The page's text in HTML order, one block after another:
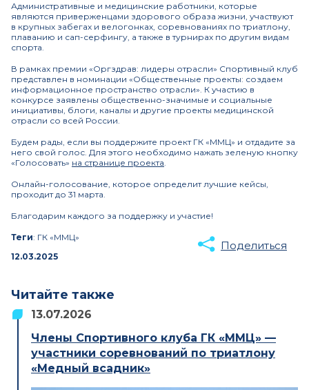
Административные и медицинские работники, которые
являются приверженцами здорового образа жизни, участвуют
в крупных забегах и велогонках, соревнованиях по триатлону,
плаванию и сап-серфингу, а также в турнирах по другим видам
спорта.
В рамках премии «Оргздрав: лидеры отрасли» Спортивный клуб
представлен в номинации «Общественные проекты: создаем
информационное пространство отрасли». К участию в
конкурсе заявлены общественно-значимые и социальные
инициативы, блоги, каналы и другие проекты медицинской
отрасли со всей России.
Будем рады, если вы поддержите проект ГК «ММЦ» и отдадите за
него свой голос. Для этого необходимо нажать зеленую кнопку
«Голосовать» на странице проекта.
Онлайн-голосование, которое определит лучшие кейсы,
проходит до 31 марта.
Благодарим каждого за поддержку и участие!
Теги: ГК «ММЦ»
12.03.2025
Поделиться
Читайте также
13.07.2026
Члены Спортивного клуба ГК «ММЦ» —
участники соревнований по триатлону
«Медный всадник»